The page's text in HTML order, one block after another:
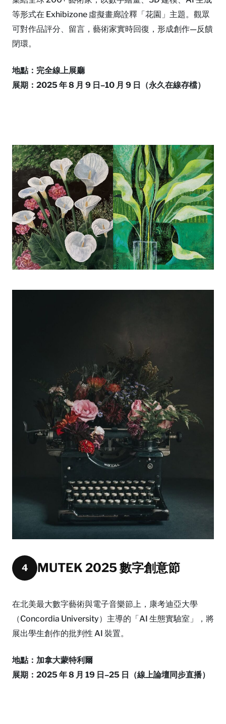
等形式在 Exhibizone 虛擬畫廊詮釋「花園」主題。觀眾
可對作品評分、留言，藝術家實時回復，形成創作—反饋
閉環。
地點：完全線上展廳
展期：2025 年 8 月 9 日–10 月 9 日（永久在線存檔）
4 MUTEK 2025 數字創意節
在北美最大數字藝術與電子音樂節上，康考迪亞大學
（Concordia University）主導的「AI 生態實驗室」，將
展出學生創作的批判性 AI 裝置。
地點：加拿大蒙特利爾
展期：2025 年 8 月 19 日–25 日（線上論壇同步直播）